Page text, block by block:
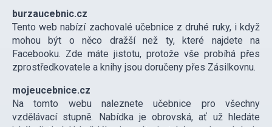
burzaucebnic.cz
Tento web nabízí zachovalé učebnice z druhé ruky, i když
mohou být o něco dražší než ty, které najdete na
Facebooku. Zde máte jistotu, protože vše probíhá přes
zprostředkovatele a knihy jsou doručeny přes Zásilkovnu.
mojeucebnice.cz
Na tomto webu naleznete učebnice pro všechny
vzdělávací stupně. Nabídka je obrovská, ať už hledáte